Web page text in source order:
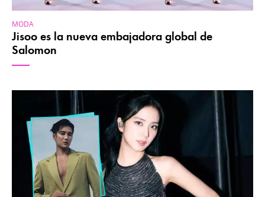
MODA
Jisoo es la nueva embajadora global de
Salomon